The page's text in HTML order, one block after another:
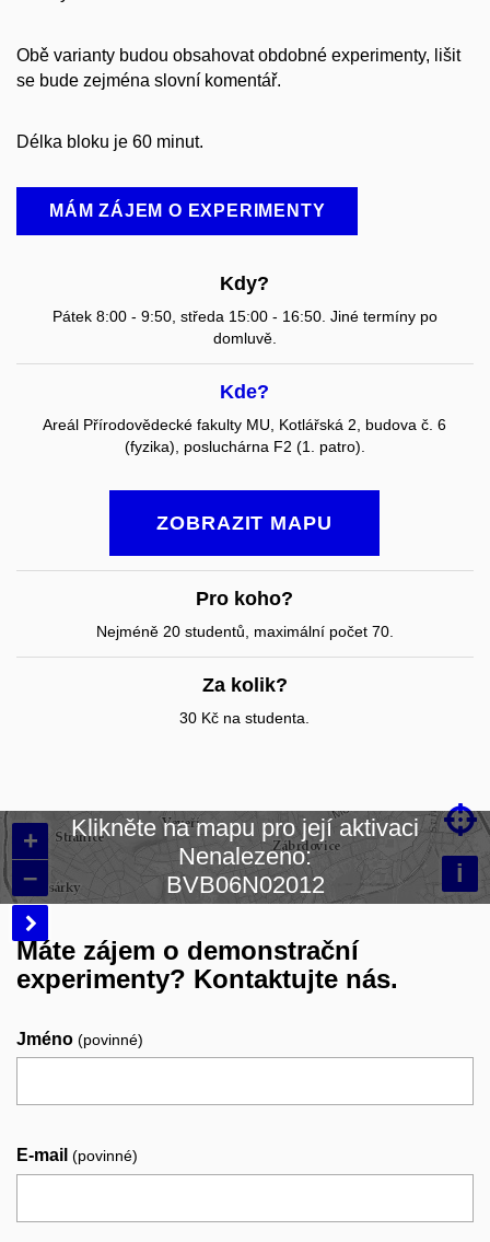
Obě varianty budou obsahovat obdobné experimenty, lišit
se bude zejména slovní komentář.
Délka bloku je 60 minut.
MÁM ZÁJEM O EXPERIMENTY
Kdy?
Pátek 8:00 - 9:50, středa 15:00 - 16:50. Jiné termíny po
domluvě.
Kde?
Areál Přírodovědecké fakulty MU, Kotlářská 2, budova č. 6
(fyzika), posluchárna F2 (1. patro).
ZOBRAZIT MAPU
Pro koho?
Nejméně 20 studentů, maximální počet 70.
Za kolik?
30 Kč na studenta.
Načítám mapu…
+
–
i


Klikněte na mapu pro její aktivaci
Nenalezeno:
BVB06N02012
Máte zájem o demonstrační
experimenty? Kontaktujte nás.
Jméno (povinné)
E-mail (povinné)